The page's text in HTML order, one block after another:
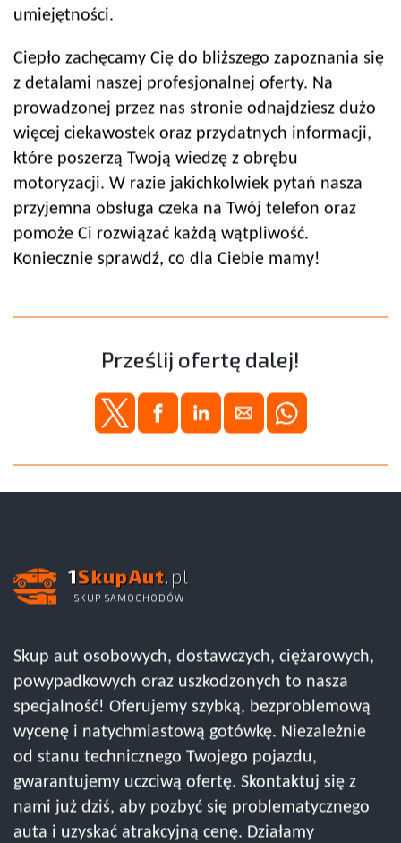
umiejętności.
Ciepło zachęcamy Cię do bliższego zapoznania się
z detalami naszej profesjonalnej oferty. Na
prowadzonej przez nas stronie odnajdziesz dużo
więcej ciekawostek oraz przydatnych informacji,
które poszerzą Twoją wiedzę z obrębu
motoryzacji. W razie jakichkolwiek pytań nasza
przyjemna obsługa czeka na Twój telefon oraz
pomoże Ci rozwiązać każdą wątpliwość.
Koniecznie sprawdź, co dla Ciebie mamy!
Prześlij ofertę dalej!
1SkupAut.pl
SKUP SAMOCHODÓW
Skup aut osobowych, dostawczych, ciężarowych,
powypadkowych oraz uszkodzonych to nasza
specjalność! Oferujemy szybką, bezproblemową
wycenę i natychmiastową gotówkę. Niezależnie
od stanu technicznego Twojego pojazdu,
gwarantujemy uczciwą ofertę. Skontaktuj się z
nami już dziś, aby pozbyć się problematycznego
auta i uzyskać atrakcyjną cenę. Działamy